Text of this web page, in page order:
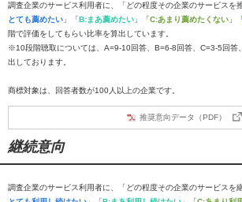
調査企業のサービス利用者に、「どの程度その企業のサービスを
とても薦めたい 」「B:まあ薦めたい 」「C:あまり薦めたくない 」
階で評価をしてもらい比率を算出しています。
※10段階聴取については、A=9-10回答、B=6-8回答、C=3-5回答
出しております。
商標対象は、回答者数が100人以上の企業です。
推奨意向データ（PDF）
継続意向
調査企業のサービス利用者に、「どの程度その企業のサービスを